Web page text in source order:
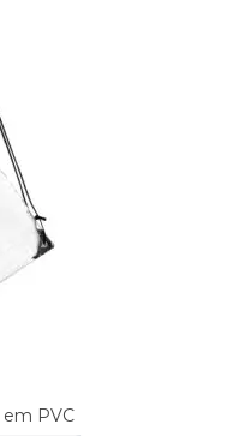
em PVC